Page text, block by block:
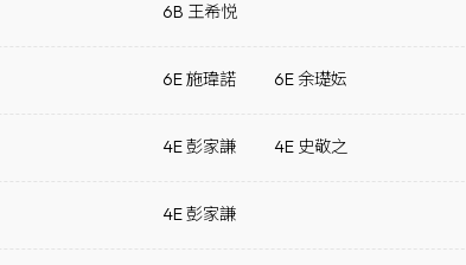
6B 王希悦
6E 施瑋諾 6E 余璴妘
4E 彭家謙 4E 史敬之
4E 彭家謙